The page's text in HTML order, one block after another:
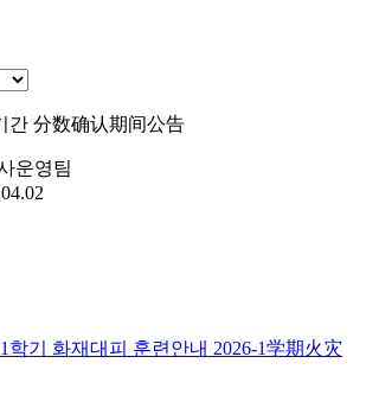
간 分数确认期间公告
운영팀
학기 화재대피 훈련안내 2026-1学期火灾